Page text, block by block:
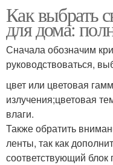
Как выбрать
для дома:
Сначала обозначим
руководствоваться,
цвет или цветовая
излучения;цветовая
влаги.
Также обратить
ленты, так как
соответствующий блок